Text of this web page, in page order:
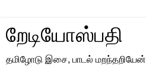
றேடியோஸ்பதி
தமிழோடு இசை, பாடல் மறந்தறியேன்